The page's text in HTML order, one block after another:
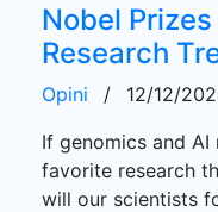
Nobel
Research
Opini /
12/12/
If genomics and AI
favorite research
will our scientists